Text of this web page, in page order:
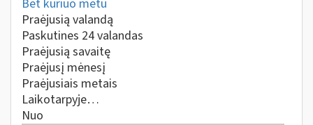
Bet kuriuo metu
Praėjusią valandą
Paskutines 24 valandas
Praėjusią savaitę
Praėjusį mėnesį
Praėjusiais metais
Laikotarpyje…
Nuo